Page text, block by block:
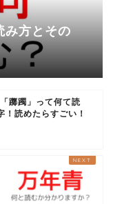
み方とその
躑躅」って何て読
！読めたらすごい！